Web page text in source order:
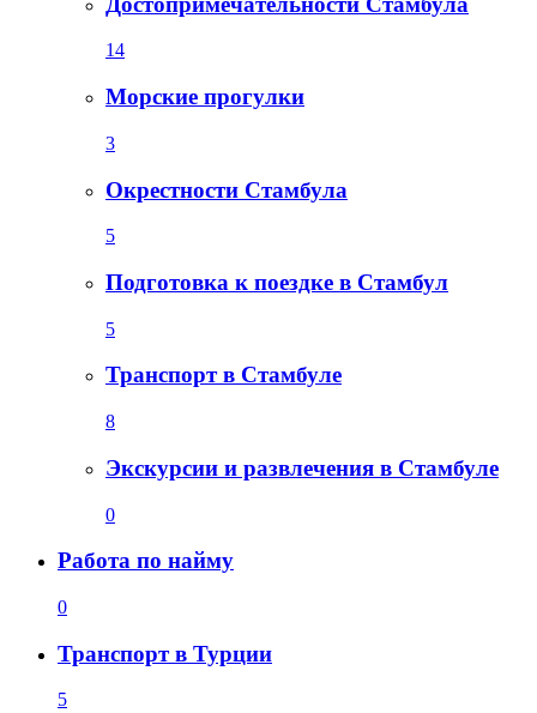
14
Морские прогулки
3
Окрестности Стамбула
5
Подготовка к поездке в Стамбул
5
Транспорт в Стамбуле
8
Экскурсии и развлечения в Стамбуле
0
Работа по найму
0
Транспорт в Турции
5